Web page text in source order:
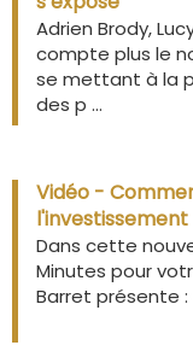
Adrien Brody,
compte plus le
se mettant à la
des p ...
Vidéo -
Dans cette
Minutes pour
Barret présente